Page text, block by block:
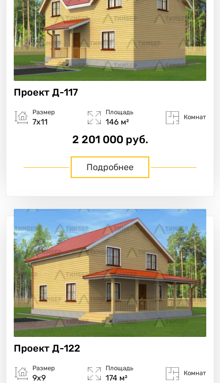
Проект Д-117
Размер
7х11
Площадь
146 м²
Комнат
2 201 000 руб.
Подробнее
Проект Д-122
Размер
9х9
Площадь
174 м²
Комнат